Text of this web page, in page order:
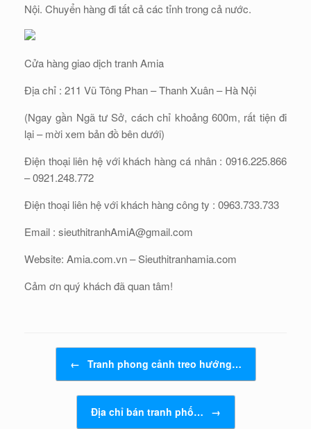
Nội. Chuyển hàng đi tất cả các tỉnh trong cả nước.
Cửa hàng giao dịch tranh Amia
Địa chỉ : 211 Vũ Tông Phan – Thanh Xuân – Hà Nội
(Ngay gần Ngã tư Sở, cách chỉ khoảng 600m, rất tiện đi
lại – mời xem bản đồ bên dưới)
Điện thoại liên hệ với khách hàng cá nhân : 0916.225.866
– 0921.248.772
Điện thoại liên hệ với khách hàng công ty : 0963.733.733
Email : sieuthitranhAmiA@gmail.com
Website: Amia.com.vn – Sieuthitranhamia.com
Cảm ơn quý khách đã quan tâm!
Post navigation
← Tranh phong cảnh treo hướng…
Địa chỉ bán tranh phố… →